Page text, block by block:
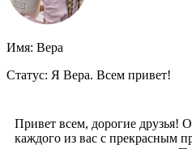
Имя: Вера
Статус: Я Вера. Всем привет!
Привет всем, дорогие друзья!
каждого из вас с прекрасным